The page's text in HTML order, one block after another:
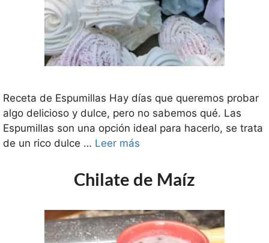
Receta de Espumillas Hay días que queremos probar
algo delicioso y dulce, pero no sabemos qué. Las
Espumillas son una opción ideal para hacerlo, se trata
de un rico dulce … Leer más
Chilate de Maíz